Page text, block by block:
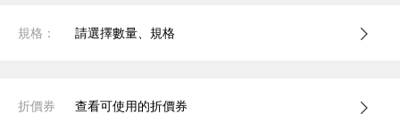
規格： 請選擇數量、規格
折價券 查看可使用的折價券